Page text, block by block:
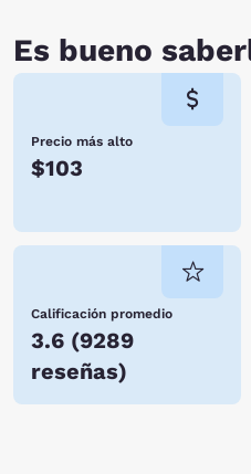
Es bueno
Precio más alto
$103
Calificación promedio
3.6 (9289
reseñas)